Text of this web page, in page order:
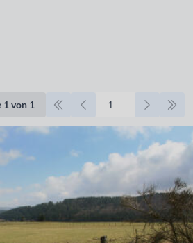
1 von 1